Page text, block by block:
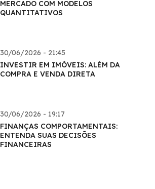
MERCADO COM MODELOS
QUANTITATIVOS
30/06/2026 - 21:45
INVESTIR EM IMÓVEIS: ALÉM DA
COMPRA E VENDA DIRETA
30/06/2026 - 19:17
FINANÇAS COMPORTAMENTAIS:
ENTENDA SUAS DECISÕES
FINANCEIRAS